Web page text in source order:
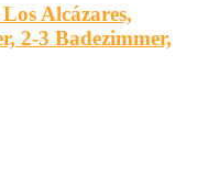
Alcázares,
2-3 Badezimmer,